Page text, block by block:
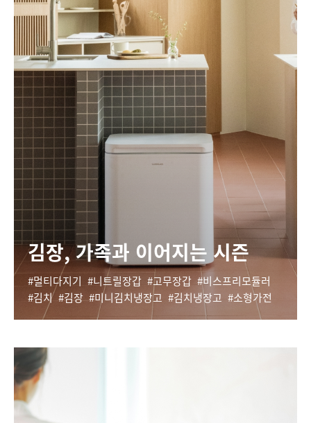
김장, 가족과 이어지는 시즌
멀티다지기 니트릴장갑 고무장갑
비스프리모듈러
김치
김장 미니김치냉장고 김치냉장고 소형가전